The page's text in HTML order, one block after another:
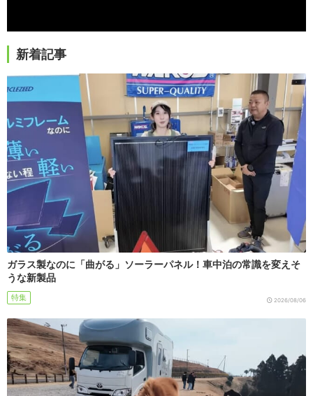
新着記事
ガラス製なのに「曲がる」ソーラーパネル！車中泊の常識を変えそ
うな新製品
特集 2026/08/06